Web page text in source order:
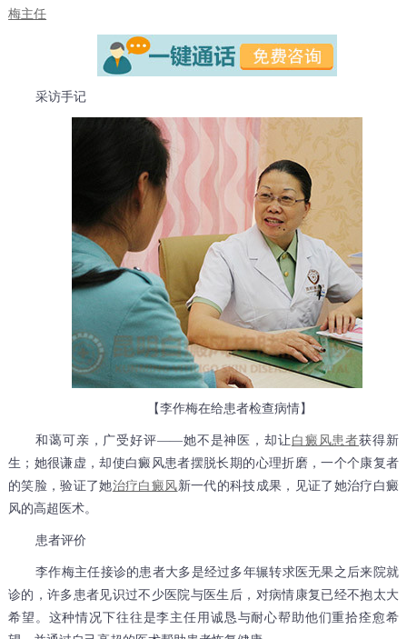
梅主任
采访手记
【李作梅在给患者检查病情】
和蔼可亲，广受好评——她不是神医，却让 白癜风患者获得新
生；她很谦虚，却使白癜风患者摆脱长期的心理折磨，一个个康复者
的笑脸，验证了她治疗白癜风新一代的科技成果，见证了她治疗白癜
风的高超医术。
患者评价
李作梅主任接诊的患者大多是经过多年辗转求医无果之后来院就
诊的，许多患者见识过不少医院与医生后，对病情康复已经不抱太大
希望。这种情况下往往是李主任用诚恳与耐心帮助他们重拾痊愈希